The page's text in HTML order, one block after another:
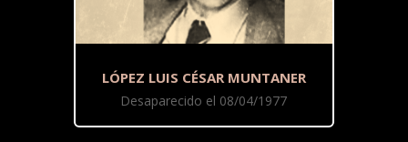
LÓPEZ LUIS CÉSAR MUNTANER
Desaparecido el 08/04/1977